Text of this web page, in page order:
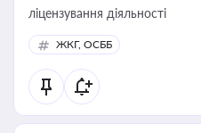
ліцензування діяльності
ЖКГ, ОСББ